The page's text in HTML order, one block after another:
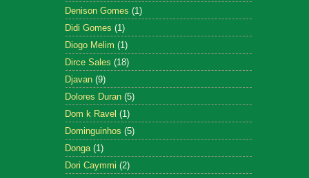
Denison Gomes (1)
Didi Gomes (1)
Diogo Melim (1)
Dirce Sales (18)
Djavan (9)
Dolores Duran (5)
Dom k Ravel (1)
Dominguinhos (5)
Donga (1)
Dori Caymmi (2)